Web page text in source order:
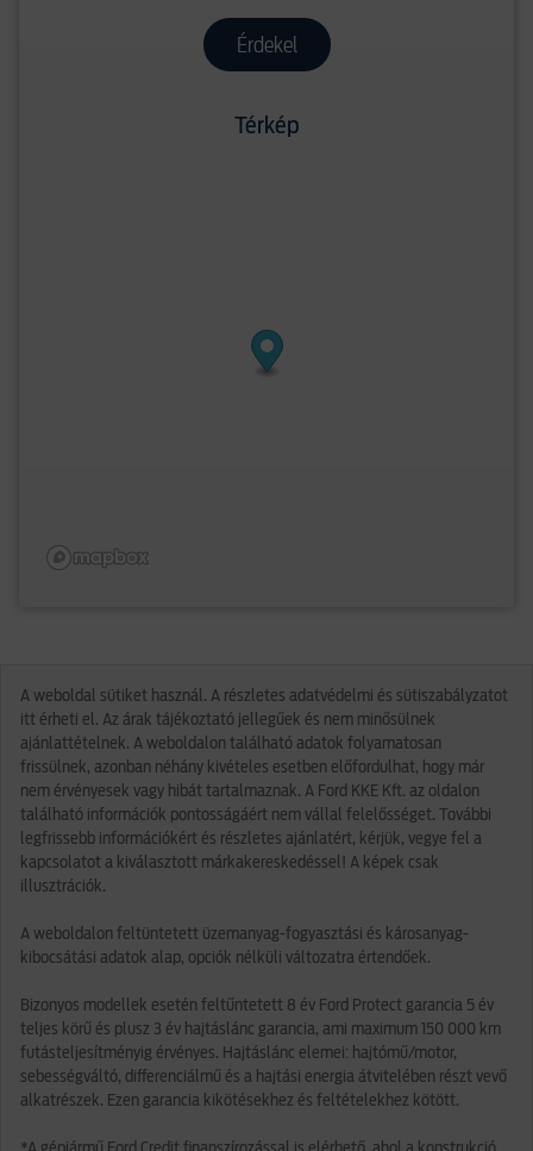
Érdekel
Térkép
A weboldal sütiket használ. A részletes adatvédelmi és sütiszabályzatot
itt érheti el. Az árak tájékoztató jellegűek és nem minősülnek
ajánlattételnek. A weboldalon található adatok folyamatosan
frissülnek, azonban néhány kivételes esetben előfordulhat, hogy már
nem érvényesek vagy hibát tartalmaznak. A Ford KKE Kft. az oldalon
található információk pontosságáért nem vállal felelősséget. További
legfrissebb információkért és részletes ajánlatért, kérjük, vegye fel a
kapcsolatot a kiválasztott márkakereskedéssel! A képek csak
illusztrációk.
A weboldalon feltüntetett üzemanyag-fogyasztási és károsanyag-
kibocsátási adatok alap, opciók nélküli változatra értendőek.
Bizonyos modellek esetén feltűntetett 8 év Ford Protect garancia 5 év
teljes körű és plusz 3 év hajtáslánc garancia, ami maximum 150 000 km
futásteljesítményig érvényes. Hajtáslánc elemei: hajtómű/motor,
sebességváltó, differenciálmű és a hajtási energia átvitelében részt vevő
alkatrészek. Ezen garancia kikötésekhez és feltételekhez kötött.